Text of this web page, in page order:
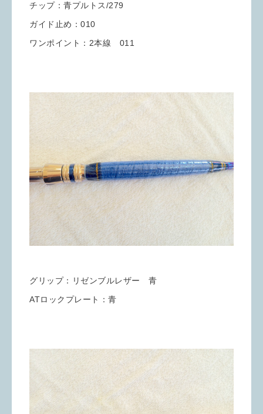
チップ：青プルトス/279
ガイド止め：010
ワンポイント：2本線 011
グリップ：リゼンブルレザー 青
ATロックプレート：青